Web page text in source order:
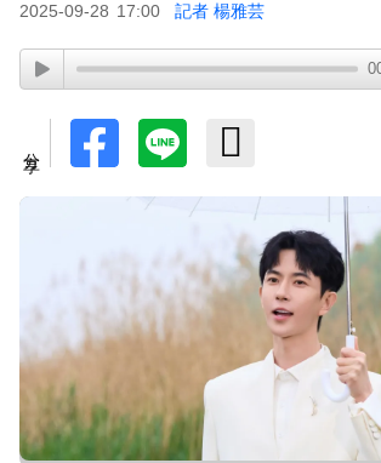
2025-09-28 17:00 記者 楊雅芸